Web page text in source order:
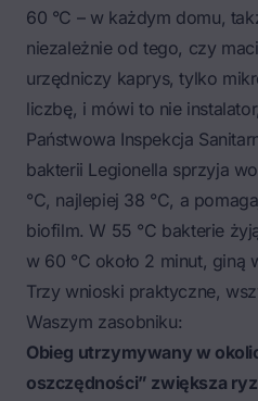
60 °C – w każdym domu,
niezależnie od tego, czy
urzędniczy kaprys, tylko
liczbę, i mówi to nie
Państwowa Inspekcja
bakterii Legionella sprzyja
°C, najlepiej 38 °C, a
biofilm. W 55 °C bakterie
w 60 °C około 2 minut, giną
Trzy wnioski praktyczne,
Waszym zasobniku:
Obieg utrzymywany w
oszczędności” zwiększa